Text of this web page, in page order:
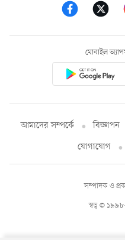
মোবাইল
আমাদের সম্পর্কে বিজ্ঞাপন
যোগাযোগ
স্বত্ব ©
সম্পাদক ও